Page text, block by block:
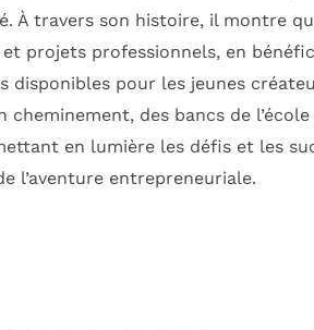
À travers son histoire, il montre
projets professionnels, en
disponibles pour les jeunes
cheminement, des bancs de l’école
en lumière les défis et les
l’aventure entrepreneuriale.